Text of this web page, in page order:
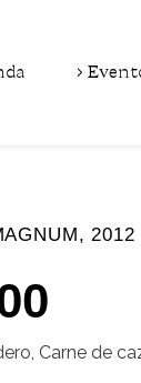
2012
Carne de